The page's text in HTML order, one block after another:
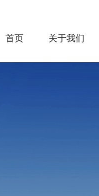
首页 关于我们